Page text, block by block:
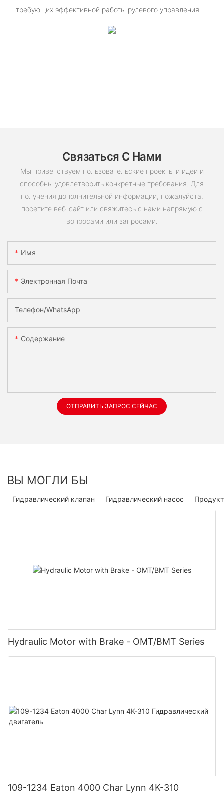
требующих эффективной работы рулевого управления.
Связаться С Нами
Мы приветствуем пользовательские проекты и идеи и
способны удовлетворить конкретные требования. Для
получения дополнительной информации, пожалуйста,
посетите веб-сайт или свяжитесь с нами напрямую с
вопросами или запросами.
Имя
Электронная Почта
Телефон/WhatsApp
Содержание
ОТПРАВИТЬ ЗАПРОС СЕЙЧАС
ВЫ МОГЛИ БЫ
Гидравлический насос
Гидравлический клапан
Hydraulic Motor with Brake - OMT/BMT Series
109-1234 Eaton 4000 Char Lynn 4K-310